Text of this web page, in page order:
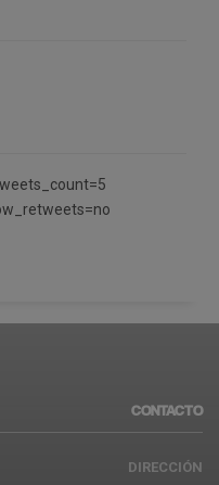
CONTACTO
DIRECCIÓN